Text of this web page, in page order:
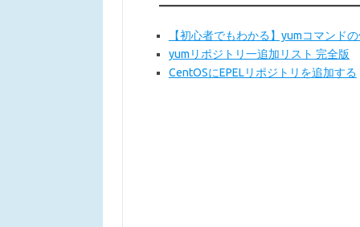
【初心者でもわかる】yumコマンド
yumリポジトリ一追加リスト 完全版
CentOSにEPELリポジトリを追加する